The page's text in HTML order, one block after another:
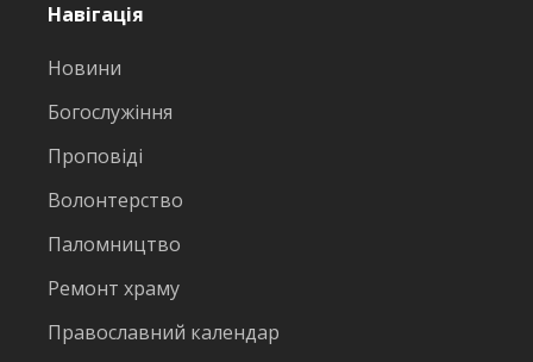
Навігація
Новини
Богослужіння
Проповіді
Волонтерство
Паломництво
Ремонт храму
Православний календар